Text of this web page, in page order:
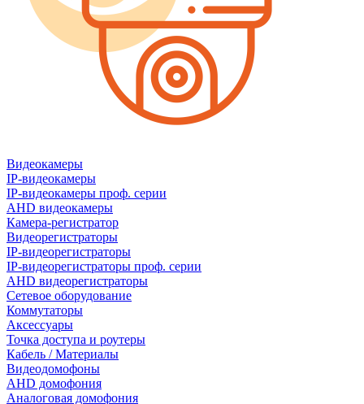
Видеокамеры
IP-видеокамеры
IP-видеокамеры проф. серии
AHD видеокамеры
Камера-регистратор
Видеорегистраторы
IP-видеорегистраторы
IP-видеорегистраторы проф. серии
AHD видеорегистраторы
Сетевое оборудование
Коммутаторы
Аксессуары
Точка доступа и роутеры
Кабель / Материалы
Видеодомофоны
AHD домофония
Аналоговая домофония